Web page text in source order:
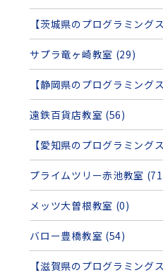
【茨城県のプログラミング
サプラ竜ヶ崎教室 (29)
【静岡県のプログラミング
遠鉄百貨店教室 (56)
【愛知県のプログラミング
プライムツリー赤池教室
メッツ大曽根教室 (0)
バロー豊橋教室 (54)
【滋賀県のプログラミング